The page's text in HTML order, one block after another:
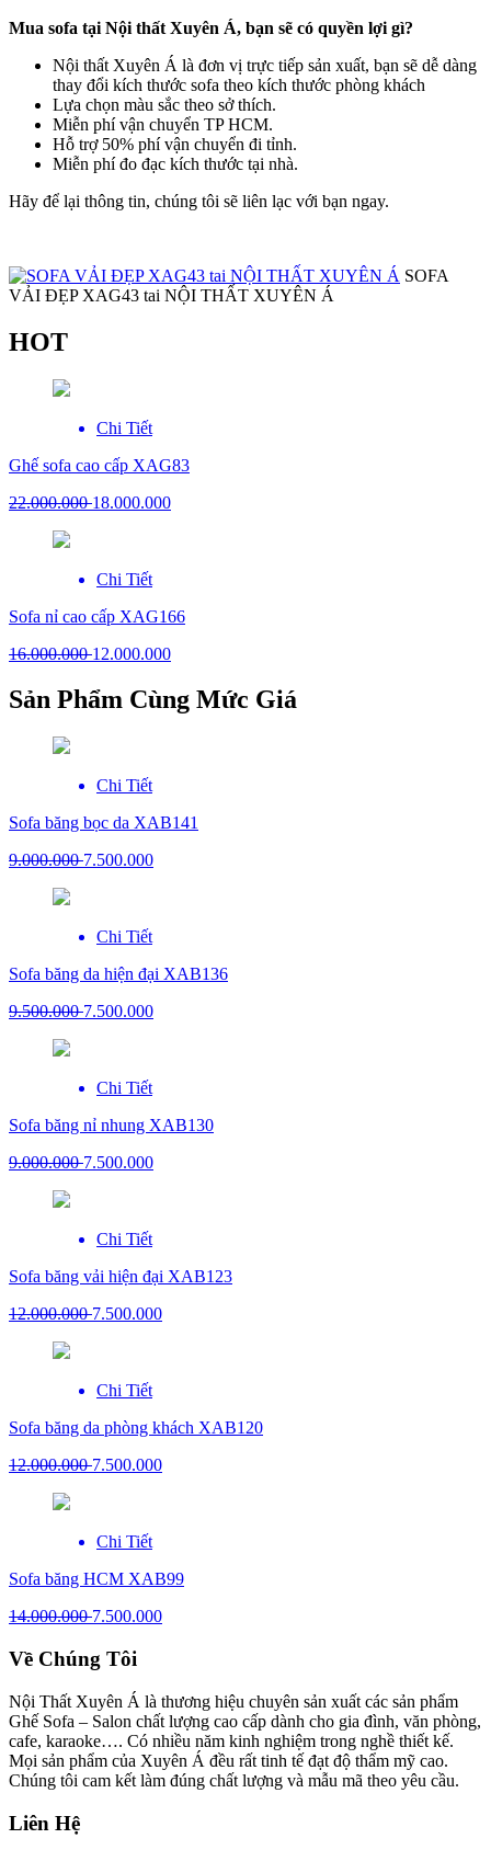
Mua sofa tại Nội thất Xuyên Á, bạn sẽ có quyền lợi gì?
Nội thất Xuyên Á là đơn vị trực tiếp sản xuất, bạn sẽ dễ dàng
thay đổi kích thước sofa theo kích thước phòng khách
Lựa chọn màu sắc theo sở thích.
Miễn phí vận chuyển TP HCM.
Hỗ trợ 50% phí vận chuyển đi tỉnh.
Miễn phí đo đạc kích thước tại nhà.
Hãy để lại thông tin, chúng tôi sẽ liên lạc với bạn ngay.
SOFA
VẢI ĐẸP XAG43 tai NỘI THẤT XUYÊN Á
HOT
Chi Tiết
Ghế sofa cao cấp XAG83
22.000.00018.000.000
Chi Tiết
Sofa nỉ cao cấp XAG166
16.000.00012.000.000
Sản Phẩm Cùng Mức Giá
Chi Tiết
Sofa băng bọc da XAB141
9.000.0007.500.000
Chi Tiết
Sofa băng da hiện đại XAB136
9.500.0007.500.000
Chi Tiết
Sofa băng nỉ nhung XAB130
9.000.0007.500.000
Chi Tiết
Sofa băng vải hiện đại XAB123
12.000.0007.500.000
Chi Tiết
Sofa băng da phòng khách XAB120
12.000.0007.500.000
Chi Tiết
Sofa băng HCM XAB99
14.000.0007.500.000
Về Chúng Tôi
Nội Thất Xuyên Á là thương hiệu chuyên sản xuất các sản phẩm
Ghế Sofa – Salon chất lượng cao cấp dành cho gia đình, văn phòng,
cafe, karaoke…. Có nhiều năm kinh nghiệm trong nghề thiết kế.
Mọi sản phẩm của Xuyên Á đều rất tinh tế đạt độ thẩm mỹ cao.
Chúng tôi cam kết làm đúng chất lượng và mẫu mã theo yêu cầu.
Liên Hệ